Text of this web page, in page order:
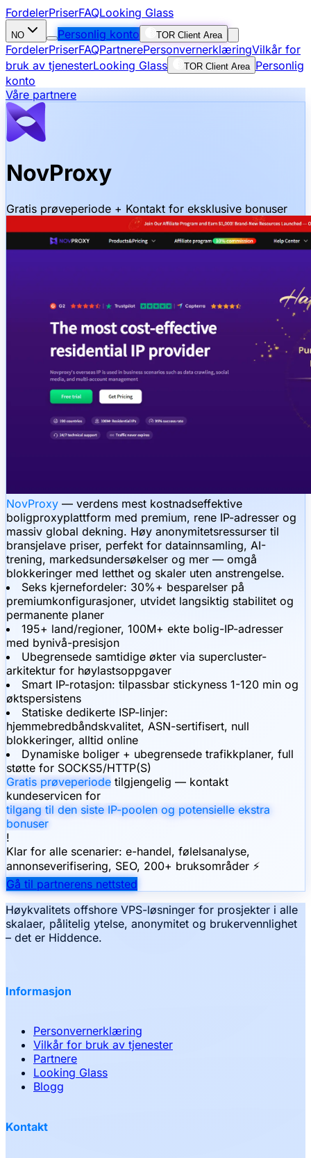
FordelerPriserFAQLooking Glass
NO Personlig konto TOR Client Area
FordelerPriserFAQPartnerePersonvernerklæringVilkår for
bruk av tjenesterLooking Glass TOR Client Area Personlig
konto
Våre partnere
NovProxy
Gratis prøveperiode + Kontakt for eksklusive bonuser
NovProxy — verdens mest kostnadseffektive
boligproxyplattform med premium, rene IP-adresser og
massiv global dekning. Høy anonymitetsressurser til
bransjelave priser, perfekt for datainnsamling, AI-
trening, markedsundersøkelser og mer — omgå
blokkeringer med letthet og skaler uten anstrengelse.
Seks kjernefordeler: 30%+ besparelser på
premiumkonfigurasjoner, utvidet langsiktig stabilitet og
permanente planer
195+ land/regioner, 100M+ ekte bolig-IP-adresser
med bynivå-presisjon
Ubegrensede samtidige økter via supercluster-
arkitektur for høylastsoppgaver
Smart IP-rotasjon: tilpassbar stickyness 1-120 min og
øktspersistens
Statiske dedikerte ISP-linjer:
hjemmebredbåndskvalitet, ASN-sertifisert, null
blokkeringer, alltid online
Dynamiske boliger + ubegrensede trafikkplaner, full
støtte for SOCKS5/HTTP(S)
Gratis prøveperiode tilgjengelig — kontakt
kundeservicen for
tilgang til den siste IP-poolen og potensielle ekstra
bonuser
!
Klar for alle scenarier: e-handel, følelsanalyse,
annonseverifisering, SEO, 200+ bruksområder ⚡
Gå til partnerens nettsted
Høykvalitets offshore VPS-løsninger for prosjekter i alle
skalaer, pålitelig ytelse, anonymitet og brukervennlighet
– det er Hiddence.
Informasjon
Personvernerklæring
Vilkår for bruk av tjenester
Partnere
Looking Glass
Blogg
Kontakt